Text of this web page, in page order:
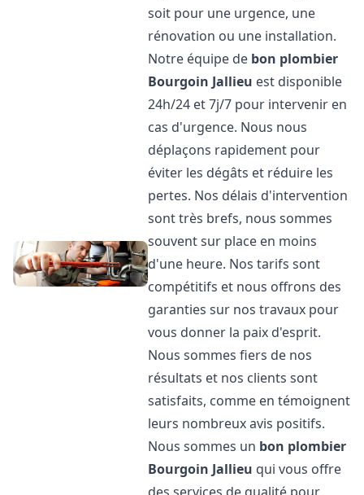
soit pour une urgence, une
rénovation ou une installation.
Notre équipe de bon plombier
Bourgoin Jallieu est disponible
24h/24 et 7j/7 pour intervenir en
cas d'urgence. Nous nous
déplaçons rapidement pour
éviter les dégâts et réduire les
pertes. Nos délais d'intervention
sont très brefs, nous sommes
souvent sur place en moins
d'une heure. Nos tarifs sont
compétitifs et nous offrons des
garanties sur nos travaux pour
vous donner la paix d'esprit.
Nous sommes fiers de nos
résultats et nos clients sont
satisfaits, comme en témoignent
leurs nombreux avis positifs.
Nous sommes un bon plombier
Bourgoin Jallieu qui vous offre